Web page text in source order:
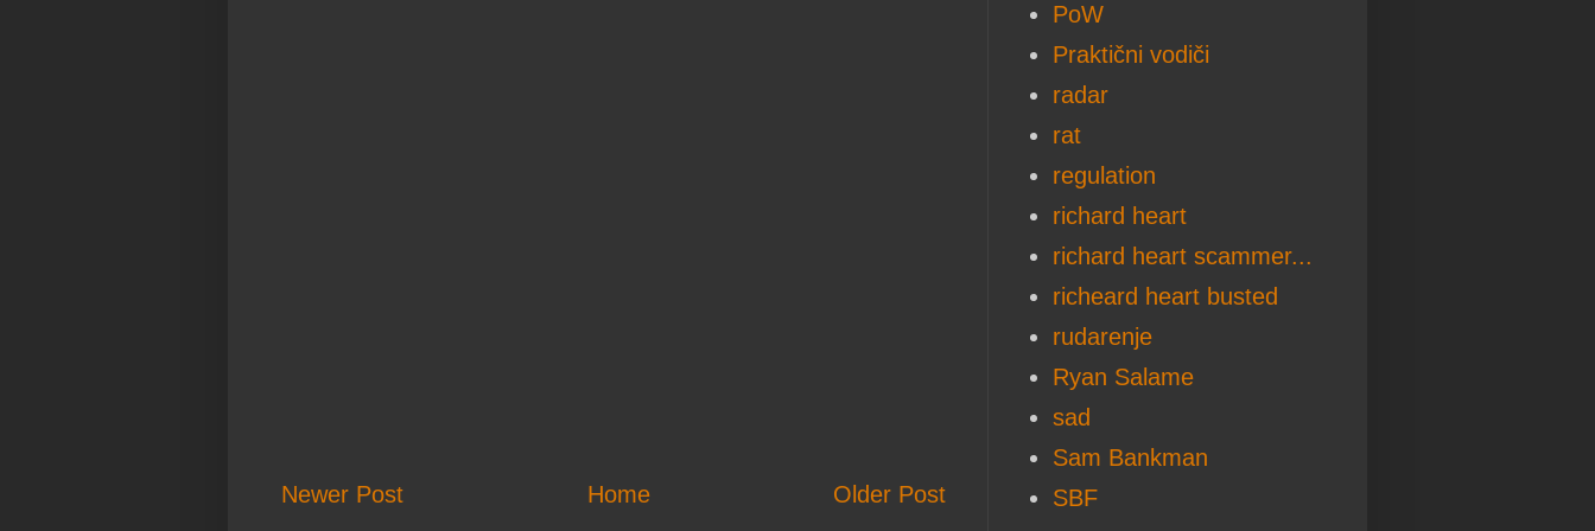
Newer Post Older Post
Home
PoW
Praktični vodiči
radar
rat
regulation
richard heart
richard heart scammer...
richeard heart busted
rudarenje
Ryan Salame
sad
Sam Bankman
SBF